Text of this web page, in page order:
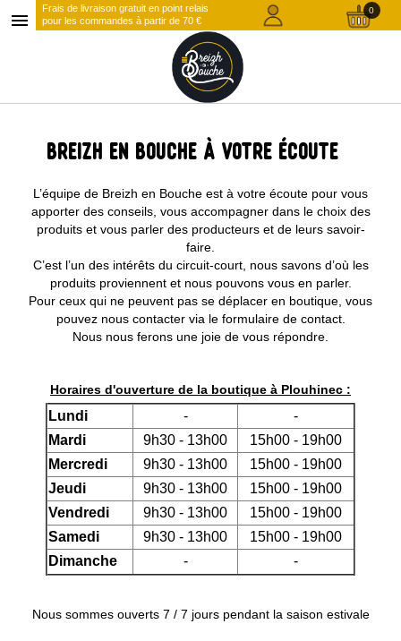
Frais de livraison gratuit en point relais
pour les commandes à partir de 70 €
0
Breizh en Bouche à votre écoute
L’équipe de Breizh en Bouche est à votre écoute pour vous
apporter des conseils, vous accompagner dans le choix des
produits et vous parler des producteurs et de leurs savoir-
faire.
C’est l’un des intérêts du circuit-court, nous savons d’où les
produits proviennent et nous pouvons vous en parler.
Pour ceux qui ne peuvent pas se déplacer en boutique, vous
pouvez nous contacter via le formulaire de contact.
Nous nous ferons une joie de vous répondre.
Horaires d'ouverture de la boutique à Plouhinec :
Lundi -
-
Mardi
9h30 - 13h00
15h00 - 19h00
Mercredi
9h30 - 13h00
15h00 - 19h00
Jeudi
9h30 - 13h00
15h00 - 19h00
Vendredi
9h30 - 13h00
15h00 - 19h00
Samedi
9h30 - 13h00
15h00 - 19h00
Dimanche
- -
Nous sommes ouverts 7 / 7 jours pendant la saison estivale
menu